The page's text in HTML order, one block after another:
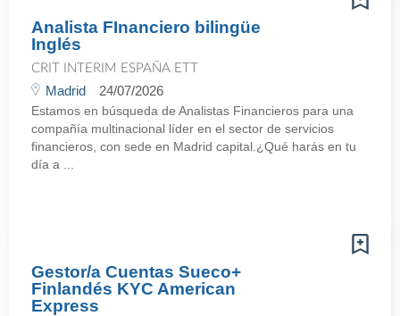
Analista FInanciero bilingüe
Inglés
CRIT INTERIM ESPAÑA ETT
Madrid 24/07/2026
Estamos en búsqueda de Analistas Financieros para una
compañía multinacional líder en el sector de servicios
financieros, con sede en Madrid capital.¿Qué harás en tu
día a ...
Gestor/a Cuentas Sueco+
Finlandés KYC American
Express